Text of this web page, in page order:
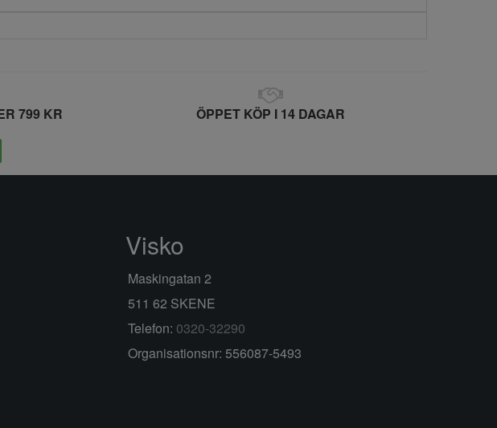
799 KR ÖPPET KÖP I 14 DAGAR
Visko
Maskingatan 2
511 62 SKENE
Telefon: 0320-32290
Organisationsnr: 556087-5493